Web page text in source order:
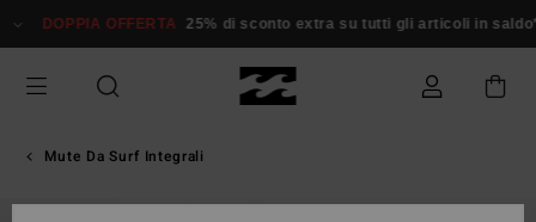
alle
prodotto
DOPPIA OFFERTA 25% di sconto extra su tutti gli articoli in saldo*
Mute Da Surf Integrali